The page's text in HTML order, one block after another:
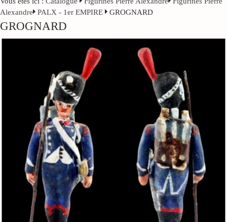
Alexandre
PALX - 1er EMPIRE GROGNARD
GROGNARD